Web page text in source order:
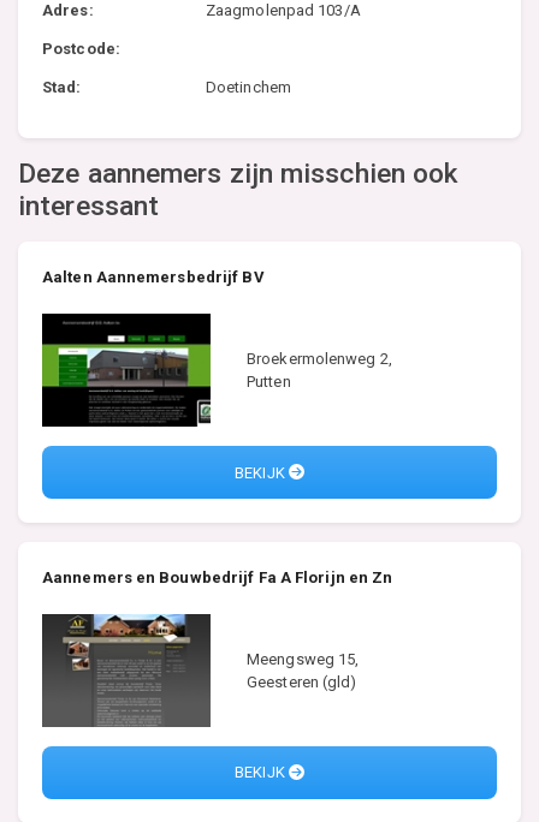
Adres: Zaagmolenpad 103/A
Postcode:
Stad: Doetinchem
Deze aannemers zijn misschien ook
interessant
Aalten Aannemersbedrijf BV
Broekermolenweg 2,
Putten
BEKIJK
Aannemers en Bouwbedrijf Fa A Florijn en Zn
Meengsweg 15,
Geesteren (gld)
BEKIJK